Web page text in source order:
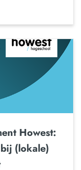
Howest:
(lokale)